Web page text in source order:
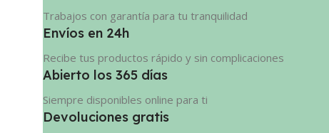
Trabajos con garantía para tu tranquilidad
Envíos en 24h
Recibe tus productos rápido y sin complicaciones
Abierto los 365 días
Siempre disponibles online para ti
Devoluciones gratis